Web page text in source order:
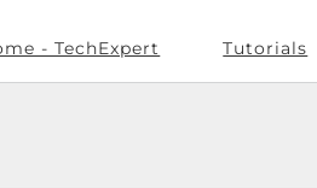
- TechExpert Tutorials